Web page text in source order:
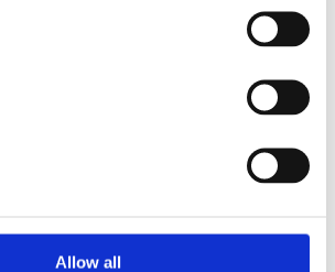
Allow all
för småföretagare
med småföretagaranpassade
på soloföretagare och små
i fokus. Vi är själva